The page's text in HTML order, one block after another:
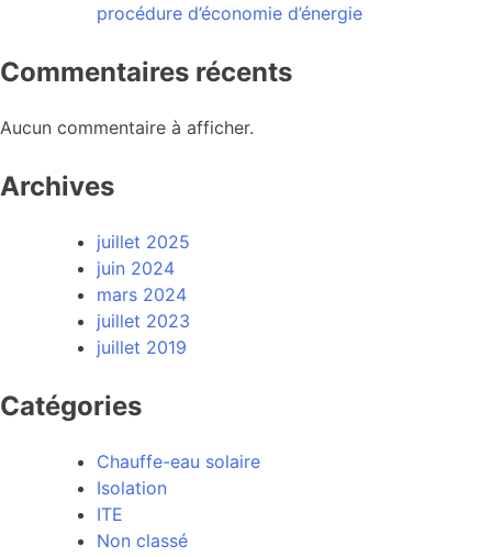
procédure d’économie d’énergie
Commentaires récents
Aucun commentaire à afficher.
Archives
juillet 2025
juin 2024
mars 2024
juillet 2023
juillet 2019
Catégories
Chauffe-eau solaire
Isolation
ITE
Non classé